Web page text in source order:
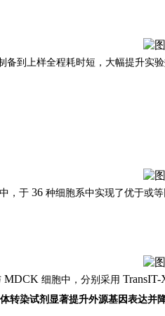
备到上样全程耗时短， 大幅提升实验
，于 36 种细胞系中实现了优于或
MDCK细胞中，分别采用
转染试剂 显著提升外源基因表达并